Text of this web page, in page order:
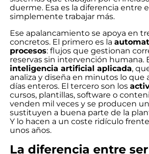
duerme. Esa es la diferencia entre
simplemente trabajar más.
Ese apalancamiento se apoya en
concretos. El primero es la
procesos: flujos que gestionan
reservas sin intervención humana.
inteligencia artificial aplicada,
analiza y diseña en minutos lo que
días enteros. El tercero son los
cursos, plantillas, software o
venden mil veces y se producen
sustituyen a buena parte de la
Y lo hacen a un coste ridículo
unos años.
La diferencia entre ser